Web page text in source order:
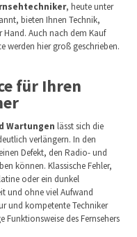
, heute unter
bieten Ihnen Technik,
Hand. Auch nach dem Kauf
werden hier groß geschrieben.
für Ihren
Wartungen lässt sich die
verlängern. In den
Defekt, den Radio- und
können. Klassische Fehler,
oder ein dunkel
und ohne viel Aufwand
und kompetente Techniker
Funktionsweise des Fernsehers